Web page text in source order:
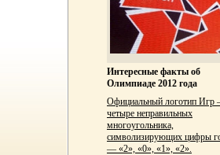
Интересные факты об
Олимпиаде 2012 года
Официальный логотип
четыре неправильных
многоугольника,
символизирующих цифры
— «2», «0», «1», «2».